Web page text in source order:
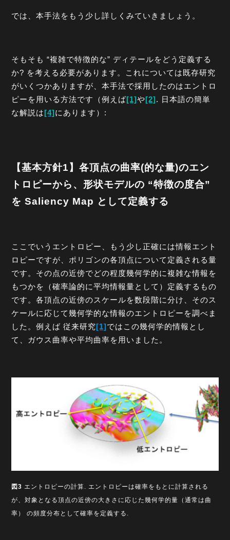
では、本手法をもう少し詳しくみていきましょう。
そもそも “複雑で特徴的な” ディテールをどう定義する
か? を考える必要があります。これについては既存研究
がいくつかありますが、本手法で採用したのはエントロ
ピーを用いる方法です（例えば[1]や[2]. 日本語の簡単
な解説は[4]にあります）:
【基本方針1】各頂点の曲率(的な量)のエン
トロピーから、形状モデルの “特徴の度合”
を Saliency Map として定義する
ここでいうエントロピー、もう少し正確には情報エント
ロピーですが、ポリゴンの各頂点について定義される量
です。その点の近傍でどの程度幾何学的に複雑な情報を
もつかを（確率論的に平均情報量として）定義するもの
です。各頂点の近傍のスケールを数段階に分け、そのス
ケールに応じて幾何学的な情報のエントロピーを調べま
した。例えば 従来研究[1]ではこの幾何学的情報とし
て、ガウス曲率や平均曲率を用いました。
図3 エントロピーの計算. エントロピーは確率をもとに計算される
が、対象となる頂点の近傍の大きさに応じた幾何学的量（通常は曲
率） の頻度分布として確率を定義する.